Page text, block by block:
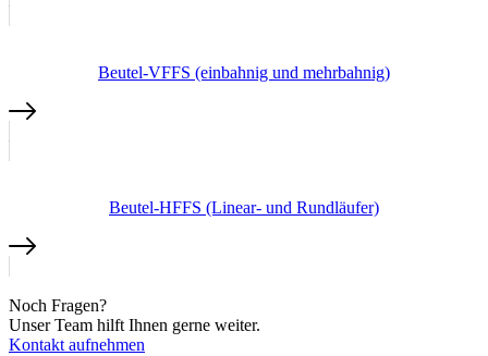
Beutel-VFFS (einbahnig und mehrbahnig)
Beutel-HFFS (Linear- und Rundläufer)
Noch Fragen?
Unser Team hilft Ihnen gerne weiter.
Kontakt aufnehmen